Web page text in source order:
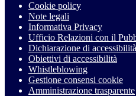
Cookie policy
Note legali
Informativa Privacy
Ufficio Relazioni con il
Dichiarazione di accessibilità
Obiettivi di accessibilità
Whistleblowing
Gestione consensi cookie
Amministrazione trasparente